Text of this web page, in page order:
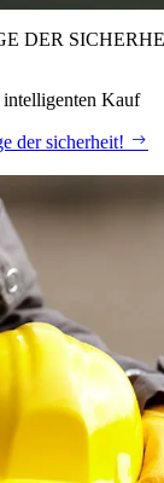
DER
Kauf
der sicherheit!